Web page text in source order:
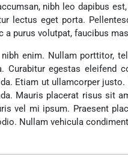
nibh leo dapibus
lectus eget porta.
a purus volutpat, faucibus
nibh enim. Nullam porttitor,
Curabitur egestas eleifend
Etiam ut ullamcorper
Mauris placerat risus sit
vel mi ipsum. Praesent
Nullam vehicula